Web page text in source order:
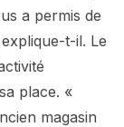
a permis de
t-il. Le
place. «
magasin